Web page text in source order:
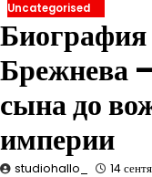
Uncategorised
Брежнева
сына до
империи
studiohallo_ 14